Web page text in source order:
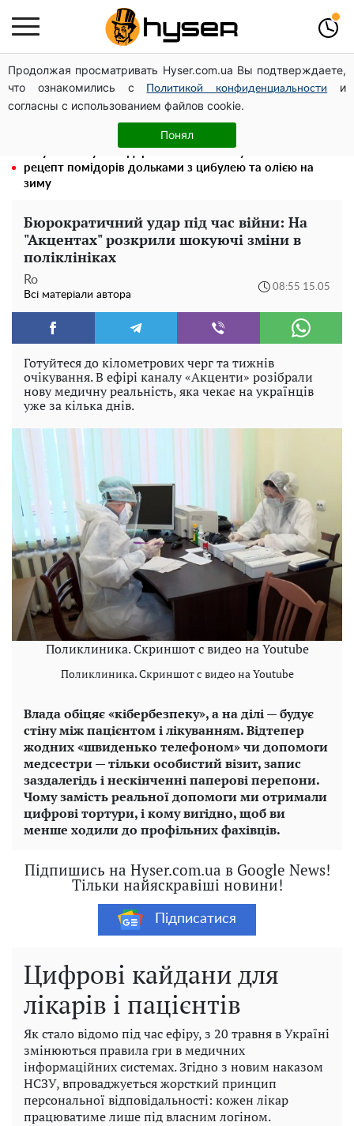
Продолжая просматривать Hyser.com.ua Вы подтверждаете,
что ознакомились с
Политикой конфиденциальности
и
согласны с использованием файлов cookie.
Понял
Гола Олена Тополя у цікавих позах змусила відвисати
щелепи: злив відео – було лише початком
Повністю гола Анна Трінчер блиснула "принадами":
таких розмірів ви ще не бачили
рецепт помідорів дольками з цибулею та олією на
зиму
Бюрократичний удар під час війни: На
"Акцентах" розкрили шокуючі зміни в
поліклініках
Ro
Всі матеріали автора
08:55 15.05
Готуйтеся до кілометрових черг та тижнів
очікування. В ефірі каналу «Акценти» розібрали
нову медичну реальність, яка чекає на українців
уже за кілька днів.
Поликлиника. Скриншот с видео на Youtube
Поликлиника. Скриншот с видео на Youtube
Влада обіцяє «кібербезпеку», а на ділі — будує
стіну між пацієнтом і лікуванням. Відтепер
жодних «швиденько телефоном» чи допомоги
медсестри — тільки особистий візит, запис
заздалегідь і нескінченні паперові перепони.
Чому замість реальної допомоги ми отримали
цифрові тортури, і кому вигідно, щоб ви
менше ходили до профільних фахівців.
Підпишись на Hyser.com.ua в Google News!
Тільки найяскравіші новини!
Підписатися
Цифрові кайдани для
лікарів і пацієнтів
Як стало відомо під час ефіру, з 20 травня в Україні
змінюються правила гри в медичних
інформаційних системах. Згідно з новим наказом
НСЗУ, впроваджується жорсткий принцип
персональної відповідальності: кожен лікар
працюватиме лише під власним логіном.